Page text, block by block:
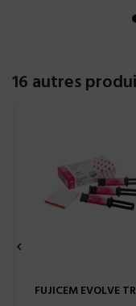
16 autres
FUJICEM EVOLVE
